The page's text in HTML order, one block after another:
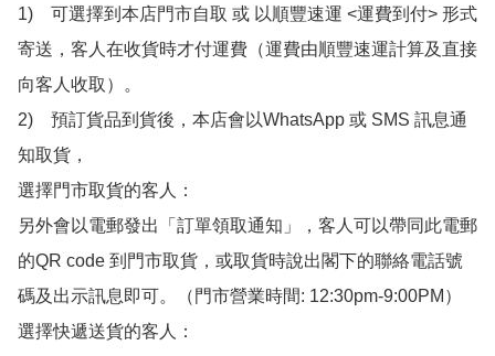
1)　可選擇到本店門市自取 或 以順豐速運 <運費到付> 形式
寄送，客人在收貨時才付運費（運費由順豐速運計算及直接
向客人收取）。
2)　預訂貨品到貨後，本店會以WhatsApp 或 SMS 訊息通
知取貨，
選擇門市取貨的客人：
另外會以電郵發出「訂單領取通知」，客人可以帶同此電郵
的QR code 到門市取貨，或取貨時說出閣下的聯絡電話號
碼及出示訊息即可。（門市營業時間: 12:30pm-9:00PM）
選擇快遞送貨的客人：